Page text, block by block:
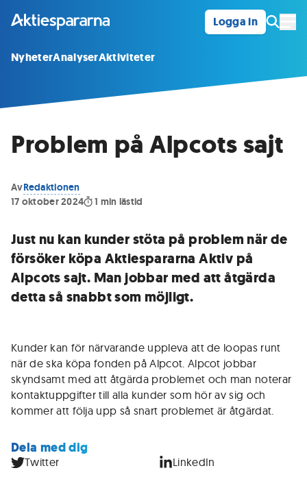
Logga in
NyheterAnalyserAktiviteter
Problem på Alpcots sajt
AvRedaktionen
17 oktober 2024
1 min lästid
Just nu kan kunder stöta på problem när de
försöker köpa Aktiespararna Aktiv på
Alpcots sajt. Man jobbar med att åtgärda
detta så snabbt som möjligt.
Kunder kan för närvarande uppleva att de loopas runt
när de ska köpa fonden på Alpcot. Alpcot jobbar
skyndsamt med att åtgärda problemet och man noterar
kontaktuppgifter till alla kunder som hör av sig och
kommer att följa upp så snart problemet är åtgärdat.
Dela med dig
Twitter LinkedIn